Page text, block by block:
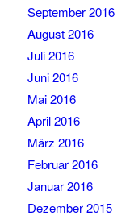
September 2016
August 2016
Juli 2016
Juni 2016
Mai 2016
April 2016
März 2016
Februar 2016
Januar 2016
Dezember 2015